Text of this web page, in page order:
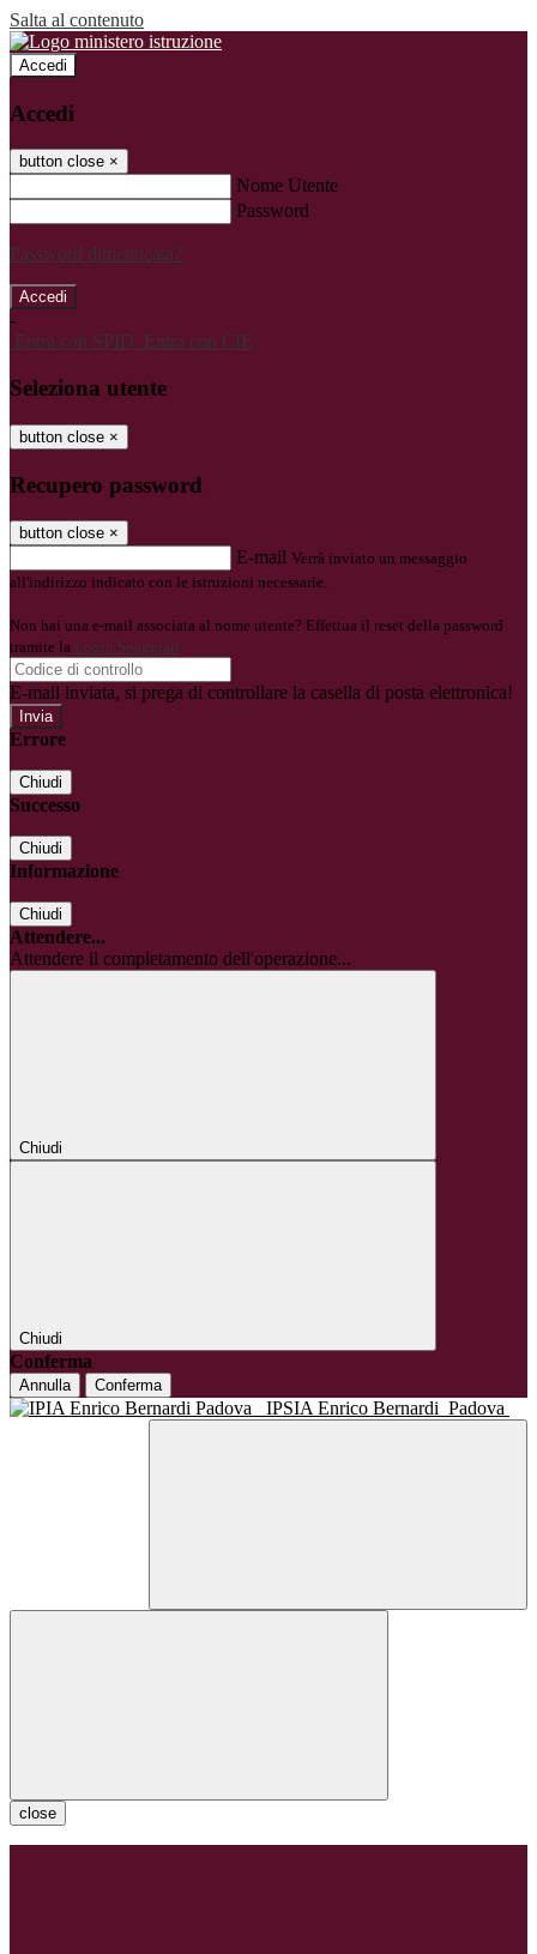
Salta al contenuto
Accedi
Accedi
button close ×
Nome Utente
Password
Password dimenticata?
-
Entra con SPID Entra con CIE
Seleziona utente
button close ×
Recupero password
button close ×
E-mail Verrà inviato un messaggio
all'indirizzo indicato con le istruzioni necessarie.
Non hai una e-mail associata al nome utente? Effettua il reset della password
tramite la Login Spaggiari
E-mail inviata, si prega di controllare la casella di posta elettronica!
Errore
Chiudi
Successo
Chiudi
Informazione
Chiudi
Attendere...
Attendere il completamento dell'operazione...
Chiudi
Chiudi
Conferma
Annulla Conferma
IPSIA Enrico Bernardi Padova
close